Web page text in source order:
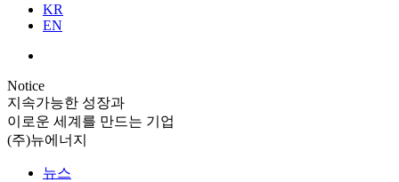
KR
EN
Notice
지속가능한 성장과
이로운 세계를 만드는 기업
(주)뉴에너지
뉴스